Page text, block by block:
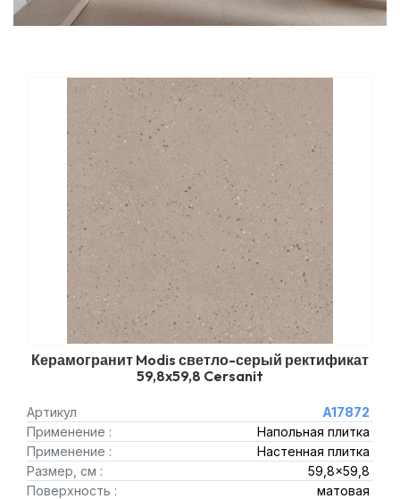
Керамогранит Modis светло-серый ректификат
59,8x59,8 Cersanit
Артикул
A17872
Применение :
Напольная плитка
Применение :
Настенная плитка
Размер, см :
59,8x59,8
Поверхность :
матовая